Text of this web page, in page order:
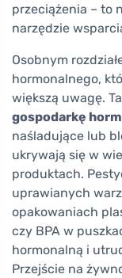
przeciążenia – to
narzędzie
Osobnym
hormonalnego,
większą uwagę.
gospodarkę
naśladujące lub
ukrywają się w
produktach.
uprawianych
opakowaniach
czy BPA w
hormonalną i
Przejście na